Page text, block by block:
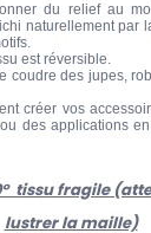
du relief au
naturellement par
est réversible.
coudre des jupes,
créer vos
des applications
tissu fragile
lustrer la maille)